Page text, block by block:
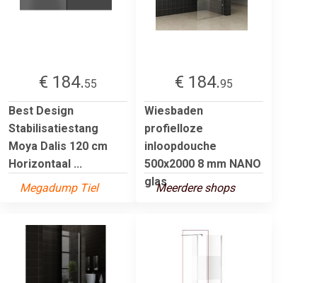
€ 184.55
Best Design
Stabilisatiestang
Moya Dalis 120 cm
Horizontaal ...
Megadump Tiel
€ 184.95
Wiesbaden
profielloze
inloopdouche
500x2000 8 mm NANO
glasMeerdere shops